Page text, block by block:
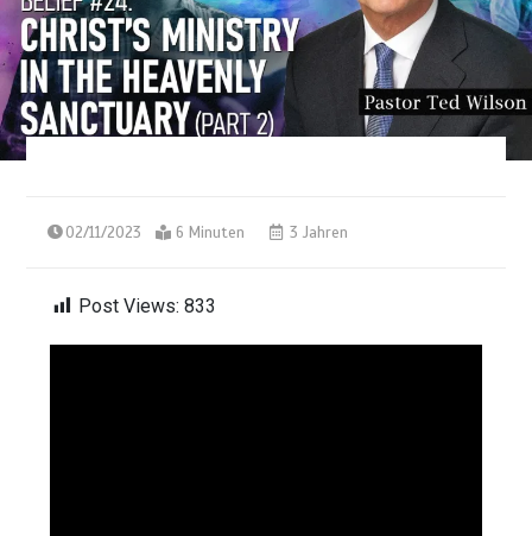
02/11/2023 6 Minuten 3 Jahren
Post Views: 833